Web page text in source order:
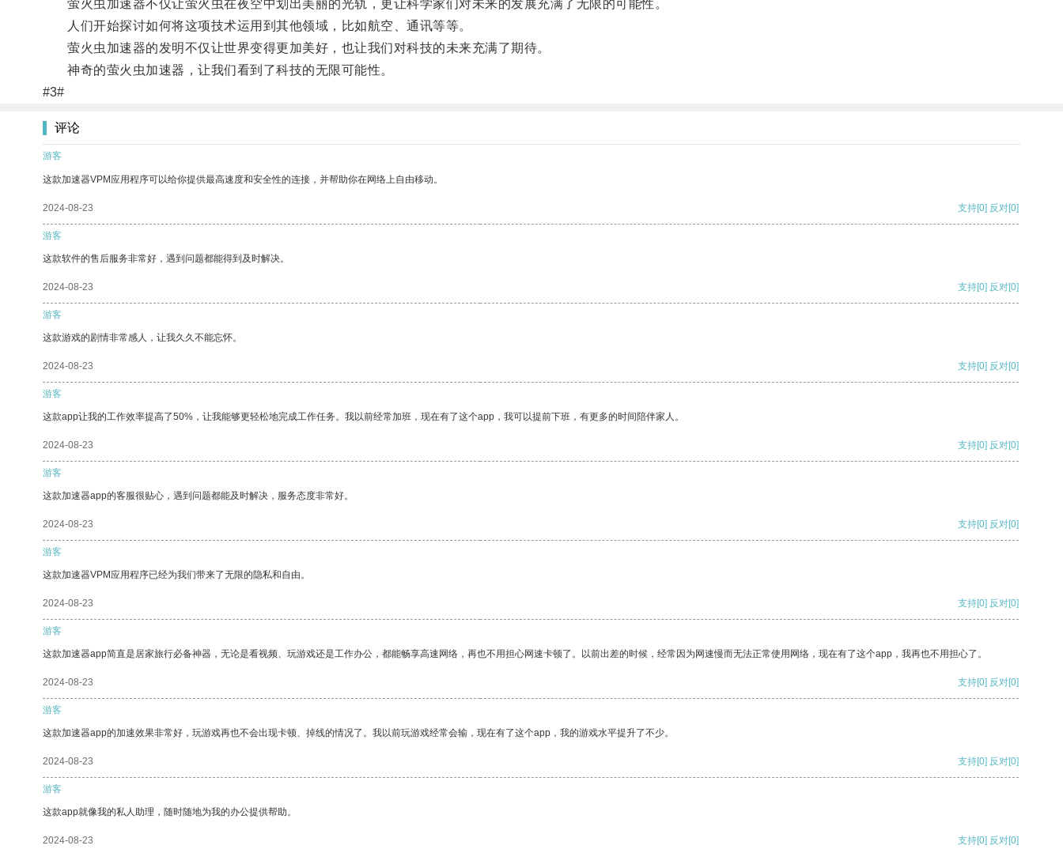
萤火虫加速器不仅让萤火虫在夜空中划出美丽的光轨，更让科学家们对未来的发展充满了无限的可能性。
人们开始探讨如何将这项技术运用到其他领域，比如航空、通讯等等。
萤火虫加速器的发明不仅让世界变得更加美好，也让我们对科技的未来充满了期待。
神奇的萤火虫加速器，让我们看到了科技的无限可能性。
#3#
评论
游客
这款加速器VPM应用程序可以给你提供最高速度和安全性的连接，并帮助你在网络上自由移动。
2024-08-23 支持[0] 反对[0]
游客
这款软件的售后服务非常好，遇到问题都能得到及时解决。
2024-08-23 支持[0] 反对[0]
游客
这款游戏的剧情非常感人，让我久久不能忘怀。
2024-08-23 支持[0] 反对[0]
游客
这款app让我的工作效率提高了50%，让我能够更轻松地完成工作任务。我以前经常加班，现在有了这个app，我可以提前下班，有更多的时间陪伴家人。
2024-08-23 支持[0] 反对[0]
游客
这款加速器app的客服很贴心，遇到问题都能及时解决，服务态度非常好。
2024-08-23 支持[0] 反对[0]
游客
这款加速器VPM应用程序已经为我们带来了无限的隐私和自由。
2024-08-23 支持[0] 反对[0]
游客
这款加速器app简直是居家旅行必备神器，无论是看视频、玩游戏还是工作办公，都能畅享高速网络，再也不用担心网速卡顿了。以前出差的时候，经常因为网速慢而无法正常使用网络，现在有了这个app，我再也不用担心了。
2024-08-23 支持[0] 反对[0]
游客
这款加速器app的加速效果非常好，玩游戏再也不会出现卡顿、掉线的情况了。我以前玩游戏经常会输，现在有了这个app，我的游戏水平提升了不少。
2024-08-23 支持[0] 反对[0]
游客
这款app就像我的私人助理，随时随地为我的办公提供帮助。
2024-08-23 支持[0] 反对[0]